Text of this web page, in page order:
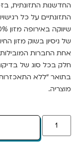
החדשנות התזונתית,
של ניסיון בשוק מזון
אחת החברות
חלק בכל סוג של
מוצריה.